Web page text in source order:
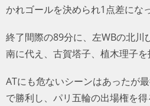
かれゴールを決められ1点差にな
終了間際の89分に、左WBの北川
南に代え、古賀塔子、植木理子を
ATにも危ないシーンはあったが
で勝利し、パリ五輪の出場権を